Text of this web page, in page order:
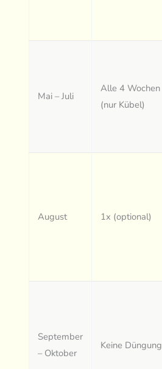
Mai – Juli
Alle 4 Wochen
(nur Kübel)
August 1x (optional)
September
– Oktober
Keine Düngung